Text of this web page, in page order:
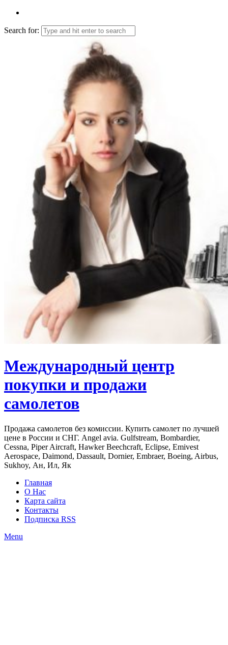
Search for:
Международный центр
покупки и продажи
самолетов
Продажа самолетов без комиссии. Купить самолет по лучшей
цене в России и СНГ. Angel avia. Gulfstream, Bombardier,
Cessna, Piper Aircraft, Hawker Beechcraft, Eclipse, Emivest
Aerospace, Daimond, Dassault, Dornier, Embraer, Boeing, Airbus,
Sukhoy, Ан, Ил, Як
Главная
О Нас
Карта сайта
Контакты
Подписка RSS
Menu